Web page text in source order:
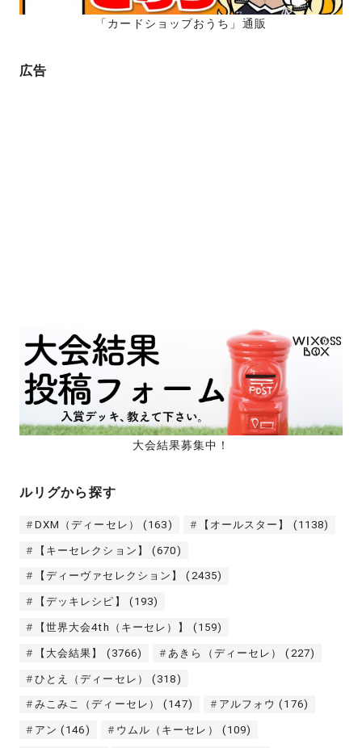
「カードショップおうち」通販
広告
大会結果募集中！
ルリグから探す
DXM（ディーセレ） (163) 【オールスター】 (1138)
【キーセレクション】 (670)
【ディーヴァセレクション】 (2435)
【デッキレシピ】 (193)
【世界大会4th（キーセレ）】 (159)
【大会結果】 (3766) あきら（ディーセレ） (227)
ひとえ（ディーセレ） (318)
みこみこ（ディーセレ） (147) アルフォウ (176)
アン (146) ウムル（キーセレ） (109)